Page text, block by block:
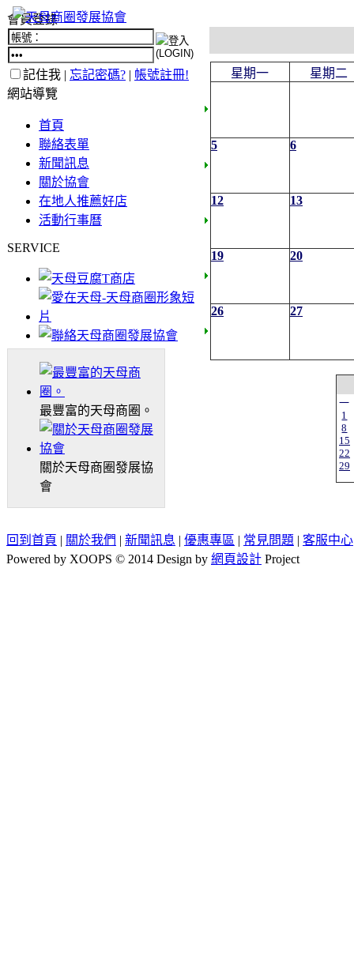
會員登錄
記住我 | 忘記密碼? | 帳號註冊!
網站導覽
首頁
聯絡表單
新聞訊息
關於協會
在地人推薦好店
活動行事曆
SERVICE
最豐富的天母商圈。
關於天母商圈發展協
會
星期一 星期二
5 6
12 13
19 20
26 27
一
1
8
15
22
29
回到首頁 | 關於我們 | 新聞訊息 | 優惠專區 | 常見問題 | 客服中心
Powered by XOOPS © 2014 Design by 網頁設計 Project